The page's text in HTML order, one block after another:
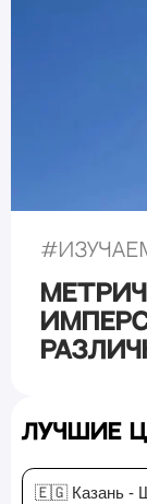
#
Лучшие
🇪🇬 Казань -